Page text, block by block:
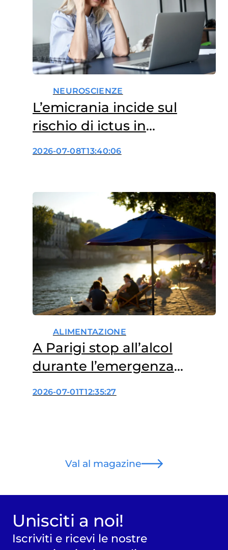
NEUROSCIENZE
L’emicrania incide sul
rischio di ictus in
menopausa?
2026-07-08T13:40:06
ALIMENTAZIONE
A Parigi stop all’alcol
durante l’emergenza
caldo: perché?
2026-07-01T12:35:27
Val al magazine
Unisciti a noi!
Iscriviti e ricevi le nostre